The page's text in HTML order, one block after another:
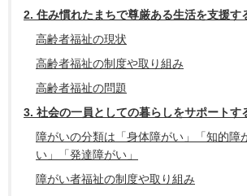
2. 住み慣れたまちで尊厳ある生活を支援す
高齢者福祉の現状
高齢者福祉の制度や取り組み
高齢者福祉の問題
3. 社会の一員としての暮らしをサポートす
障がいの分類は「身体障がい」「知的障
い」「発達障がい」
障がい者福祉の制度や取り組み